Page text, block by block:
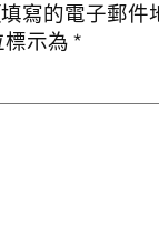
寫的電子郵件
示為*